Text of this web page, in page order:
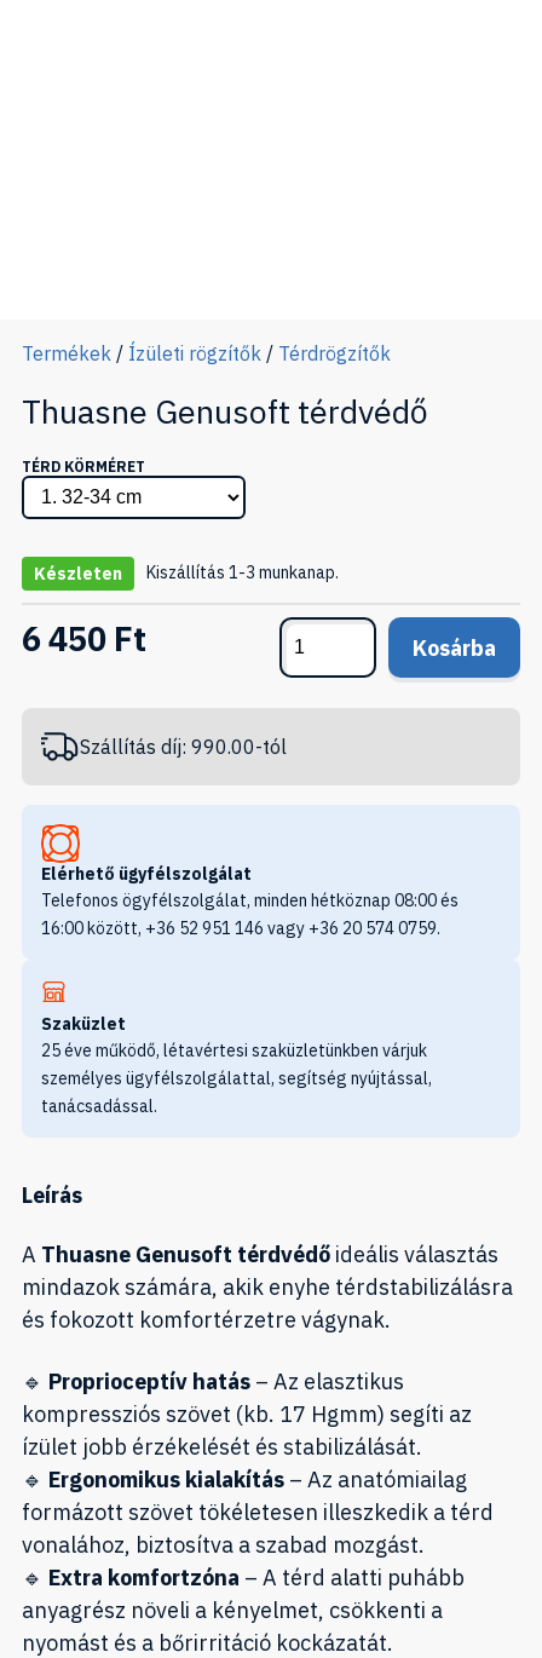
Termékek / Ízületi rögzítők / Térdrögzítők
Thuasne Genusoft térdvédő
TÉRD KÖRMÉRET
Készleten Kiszállítás 1-3 munkanap.
6 450 Ft Kosárba
Szállítás díj: 990.00-tól
Elérhető ügyfélszolgálat
Telefonos ögyfélszolgálat, minden hétköznap 08:00 és
16:00 között, +36 52 951 146 vagy +36 20 574 0759.
Szaküzlet
25 éve működő, létavértesi szaküzletünkben várjuk
személyes ügyfélszolgálattal, segítség nyújtással,
tanácsadással.
Leírás
A Thuasne Genusoft térdvédő ideális választás
mindazok számára, akik enyhe térdstabilizálásra
és fokozott komfortérzetre vágynak.
🔹 Proprioceptív hatás – Az elasztikus
kompressziós szövet (kb. 17 Hgmm) segíti az
ízület jobb érzékelését és stabilizálását.
🔹 Ergonomikus kialakítás – Az anatómiailag
formázott szövet tökéletesen illeszkedik a térd
vonalához, biztosítva a szabad mozgást.
🔹 Extra komfortzóna – A térd alatti puhább
anyagrész növeli a kényelmet, csökkenti a
nyomást és a bőrirritáció kockázatát.